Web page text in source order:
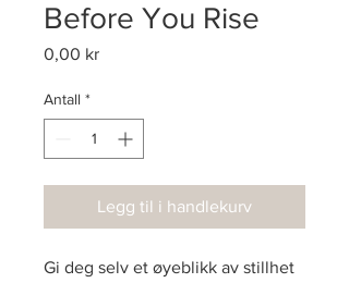
Before You Rise
0,00 krPris
Antall *
Legg til i handlekurv
Gi deg selv et øyeblikk av stillhet